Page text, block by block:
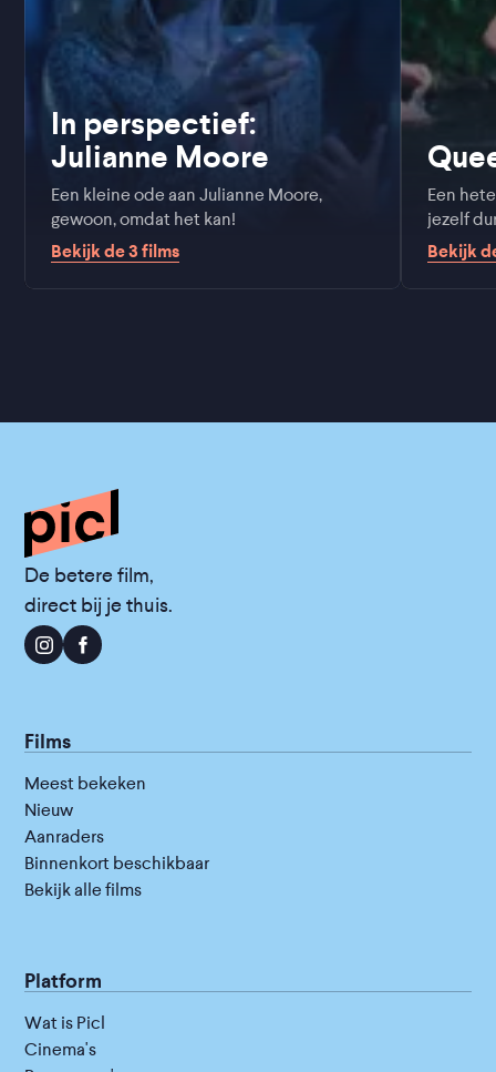
In perspectief:
Julianne Moore
Een kleine ode aan Julianne Moore,
gewoon, omdat het kan!
Bekijk de3 films
Een
jezelf
Bekijk
De betere film,
direct bij je thuis.
Films
Meest bekeken
Nieuw
Aanraders
Binnenkort beschikbaar
Bekijk alle films
Platform
Wat is Picl
Cinema's